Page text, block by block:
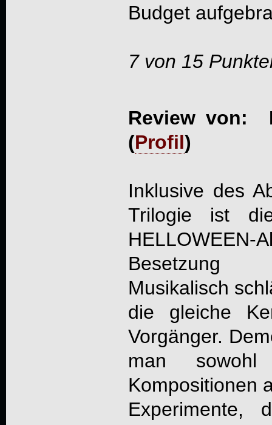
Budget
7 von 15
Review von:
(Profil)
Inklusive des
Trilogie ist
HELLOWEEN-
Besetzung
Musikalisch
die gleiche
Vorgänger.
man
Kompositionen
Experimente,